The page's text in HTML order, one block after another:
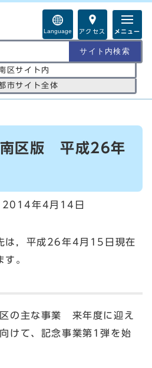
Language アクセス メニュー
区サイト内
市サイト全体
南区版 平成26年
2014年4月14日
は，平成26年4月15日現在
す。
の主な事業 来年度に迎え
けて、記念事業第1弾を始